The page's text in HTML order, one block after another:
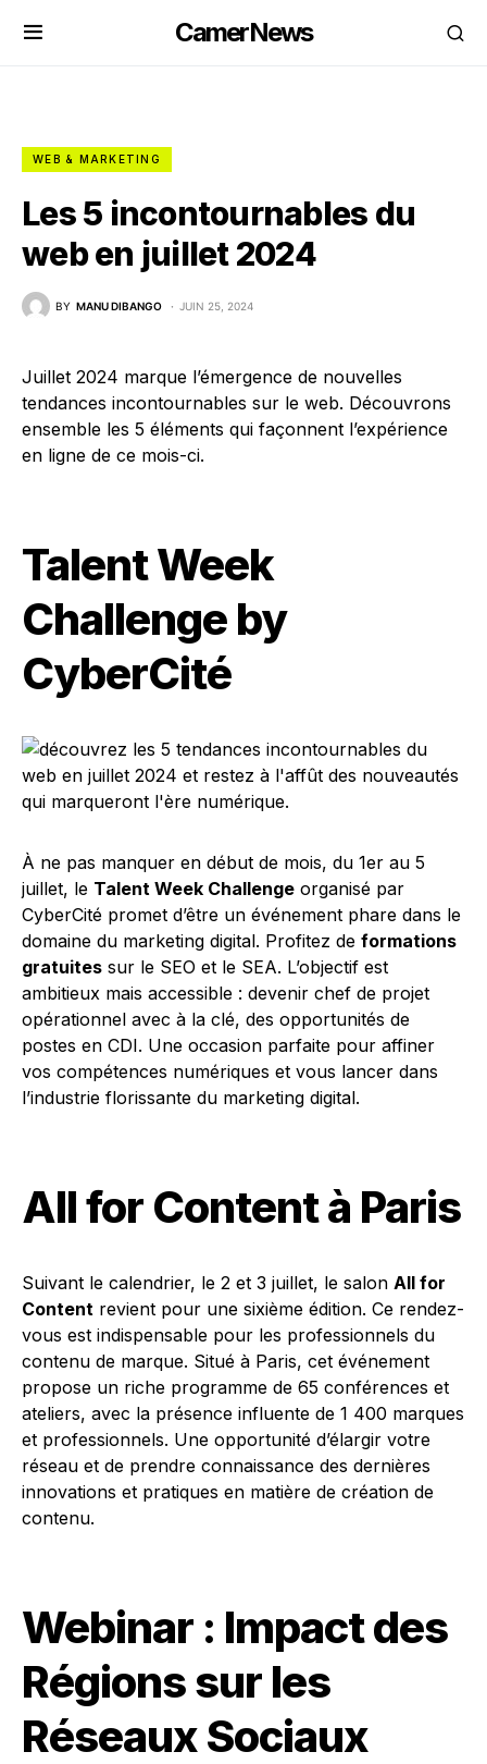
CamerNews
WEB & MARKETING
Les 5 incontournables du
web en juillet 2024
BY MANU DIBANGO JUIN 25, 2024
Juillet 2024 marque l’émergence de nouvelles
tendances incontournables sur le web. Découvrons
ensemble les 5 éléments qui façonnent l’expérience
en ligne de ce mois-ci.
Talent Week
Challenge by
CyberCité
À ne pas manquer en début de mois, du 1er au 5
juillet, le Talent Week Challenge organisé par
CyberCité promet d’être un événement phare dans le
domaine du marketing digital. Profitez de formations
gratuites sur le SEO et le SEA. L’objectif est
ambitieux mais accessible : devenir chef de projet
opérationnel avec à la clé, des opportunités de
postes en CDI. Une occasion parfaite pour affiner
vos compétences numériques et vous lancer dans
l’industrie florissante du marketing digital.
All for Content à Paris
Suivant le calendrier, le 2 et 3 juillet, le salon All for
Content revient pour une sixième édition. Ce rendez-
vous est indispensable pour les professionnels du
contenu de marque. Situé à Paris, cet événement
propose un riche programme de 65 conférences et
ateliers, avec la présence influente de 1 400 marques
et professionnels. Une opportunité d’élargir votre
réseau et de prendre connaissance des dernières
innovations et pratiques en matière de création de
contenu.
Webinar : Impact des
Régions sur les
Réseaux Sociaux